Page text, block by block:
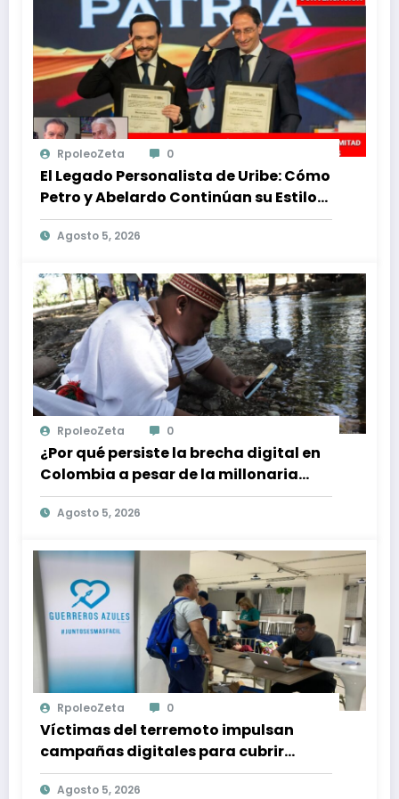
RpoleoZeta 0
El Legado Personalista de Uribe: Cómo
Petro y Abelardo Continúan su Estilo
de Gobierno
Agosto 5, 2026
RpoleoZeta 0
¿Por qué persiste la brecha digital en
Colombia a pesar de la millonaria
inversión en conectividad?
Agosto 5, 2026
RpoleoZeta 0
Víctimas del terremoto impulsan
campañas digitales para cubrir
gastos médicos y rehabilitación
Agosto 5, 2026